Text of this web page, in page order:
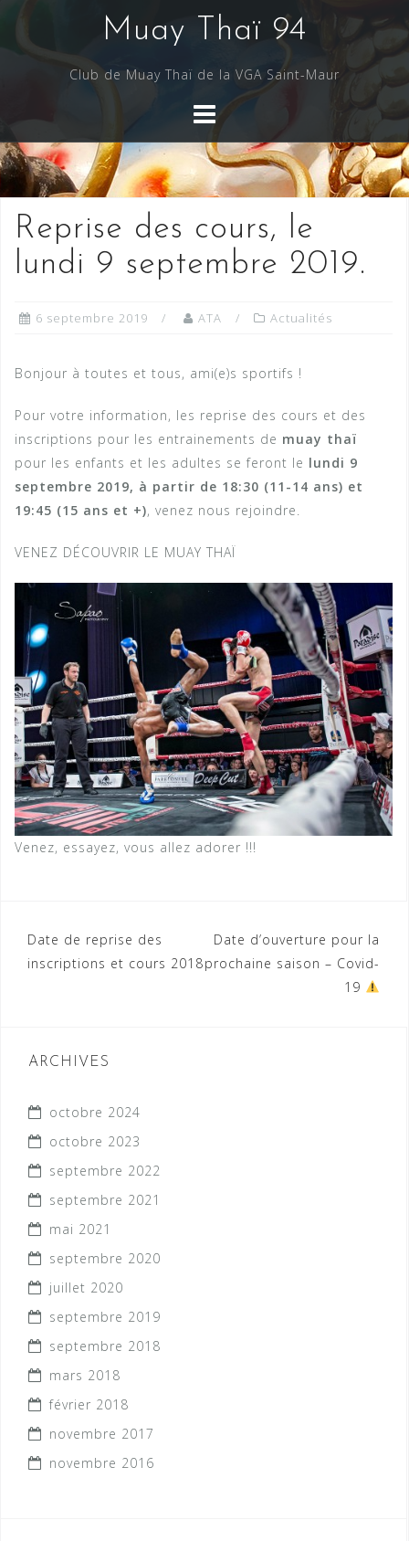
Muay Thaï 94
Club de Muay Thaï de la VGA Saint-Maur
Reprise des cours, le
lundi 9 septembre 2019.
6 septembre 2019 ATA Actualités
Bonjour à toutes et tous, ami(e)s sportifs !
Pour votre information, les reprise des cours et des
inscriptions pour les entrainements de muay thaï
pour les enfants et les adultes se feront le lundi 9
septembre 2019, à partir de 18:30 (11-14 ans) et
19:45 (15 ans et +), venez nous rejoindre.
VENEZ DÉCOUVRIR LE MUAY THAÏ
Venez, essayez, vous allez adorer !!!
Navigation
de
Date de reprise des
inscriptions et cours 2018
Date d’ouverture pour la
prochaine saison – Covid-
19
ARCHIVES
octobre 2024
octobre 2023
septembre 2022
septembre 2021
mai 2021
septembre 2020
juillet 2020
septembre 2019
septembre 2018
mars 2018
février 2018
novembre 2017
novembre 2016